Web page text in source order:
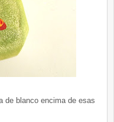
de blanco encima de esas